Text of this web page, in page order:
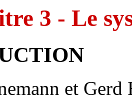
3 - Le
et Gerd